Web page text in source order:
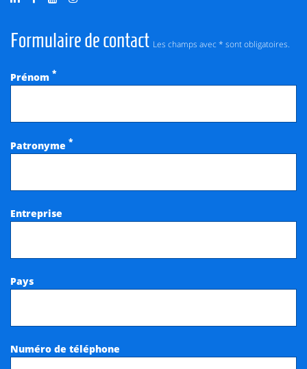
Formulaire de contact Les champs avec * sont obligatoires.
Prénom *
Patronyme *
Entreprise
Pays
Numéro de téléphone